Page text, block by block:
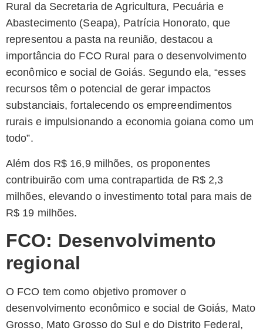
Rural da Secretaria de Agricultura, Pecuária e
Abastecimento (Seapa), Patrícia Honorato, que
representou a pasta na reunião, destacou a
importância do FCO Rural para o desenvolvimento
econômico e social de Goiás. Segundo ela, “esses
recursos têm o potencial de gerar impactos
substanciais, fortalecendo os empreendimentos
rurais e impulsionando a economia goiana como um
todo”.
Além dos R$ 16,9 milhões, os proponentes
contribuirão com uma contrapartida de R$ 2,3
milhões, elevando o investimento total para mais de
R$ 19 milhões.
FCO: Desenvolvimento
regional
O FCO tem como objetivo promover o
desenvolvimento econômico e social de Goiás, Mato
Grosso, Mato Grosso do Sul e do Distrito Federal,